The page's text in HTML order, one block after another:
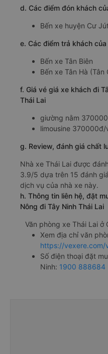
d. Các điểm đón khách
Bến xe huyện Cư
e. Các điểm trả khách
Bến xe Tân Biên
Bến xe Tân Hà (Tân
f. Giá vé giá xe khách đi
Thái Lai
giường nằm
limousine 370000đ/
g. Review, đánh giá chất
Nhà xe Thái Lai được
3.9/5 dựa trên 15 đánh
dịch vụ của nhà xe này.
h. Thông tin liên hệ, đặt
Nông đi Tây Ninh Thái Lai
Văn phòng xe Thái Lai
Xem địa chỉ văn
https://vexere.com/
Số điện thoại đặt
Ninh: 1900 888684